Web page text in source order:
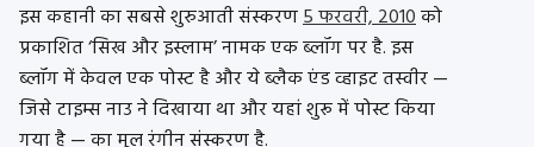
इस कहानी का सबसे शुरुआती संस्करण5 फरवरी, 2010को
प्रकाशित ‘सिख और इस्लाम’ नामक एक ब्लॉग पर है. इस
ब्लॉग में केवल एक पोस्ट है और ये ब्लैक एंड व्हाइट तस्वीर —
जिसे टाइम्स नाउ ने दिखाया था और यहां शुरू में पोस्ट किया
गया है — का मूल रंगीन संस्करण है.